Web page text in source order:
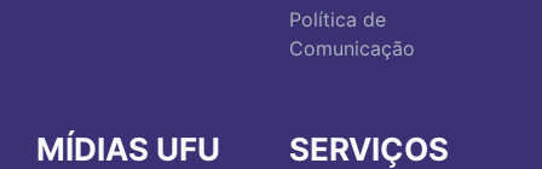
Política de
Comunicação
MÍDIAS UFU SERVIÇOS